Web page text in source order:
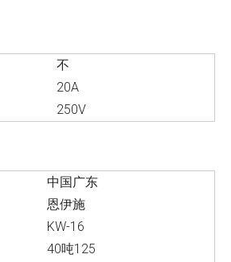
不
20A
250V
中国广东
恩伊施
KW-16
40吨125